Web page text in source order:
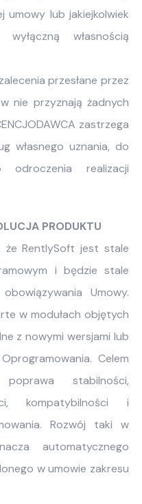
umowy lub jakiejkolwiek
własnością
przesłane przez
nie przyznają żadnych
zastrzega
własnego uznania, do
odroczenia realizacji
PRODUKTU
że RentlySoft jest stale
i będzie stale
Umowy.
w modułach objętych
z nowymi wersjami lub
Celem
stabilności,
kompatybilności i
Rozwój taki w
automatycznego
w umowie zakresu